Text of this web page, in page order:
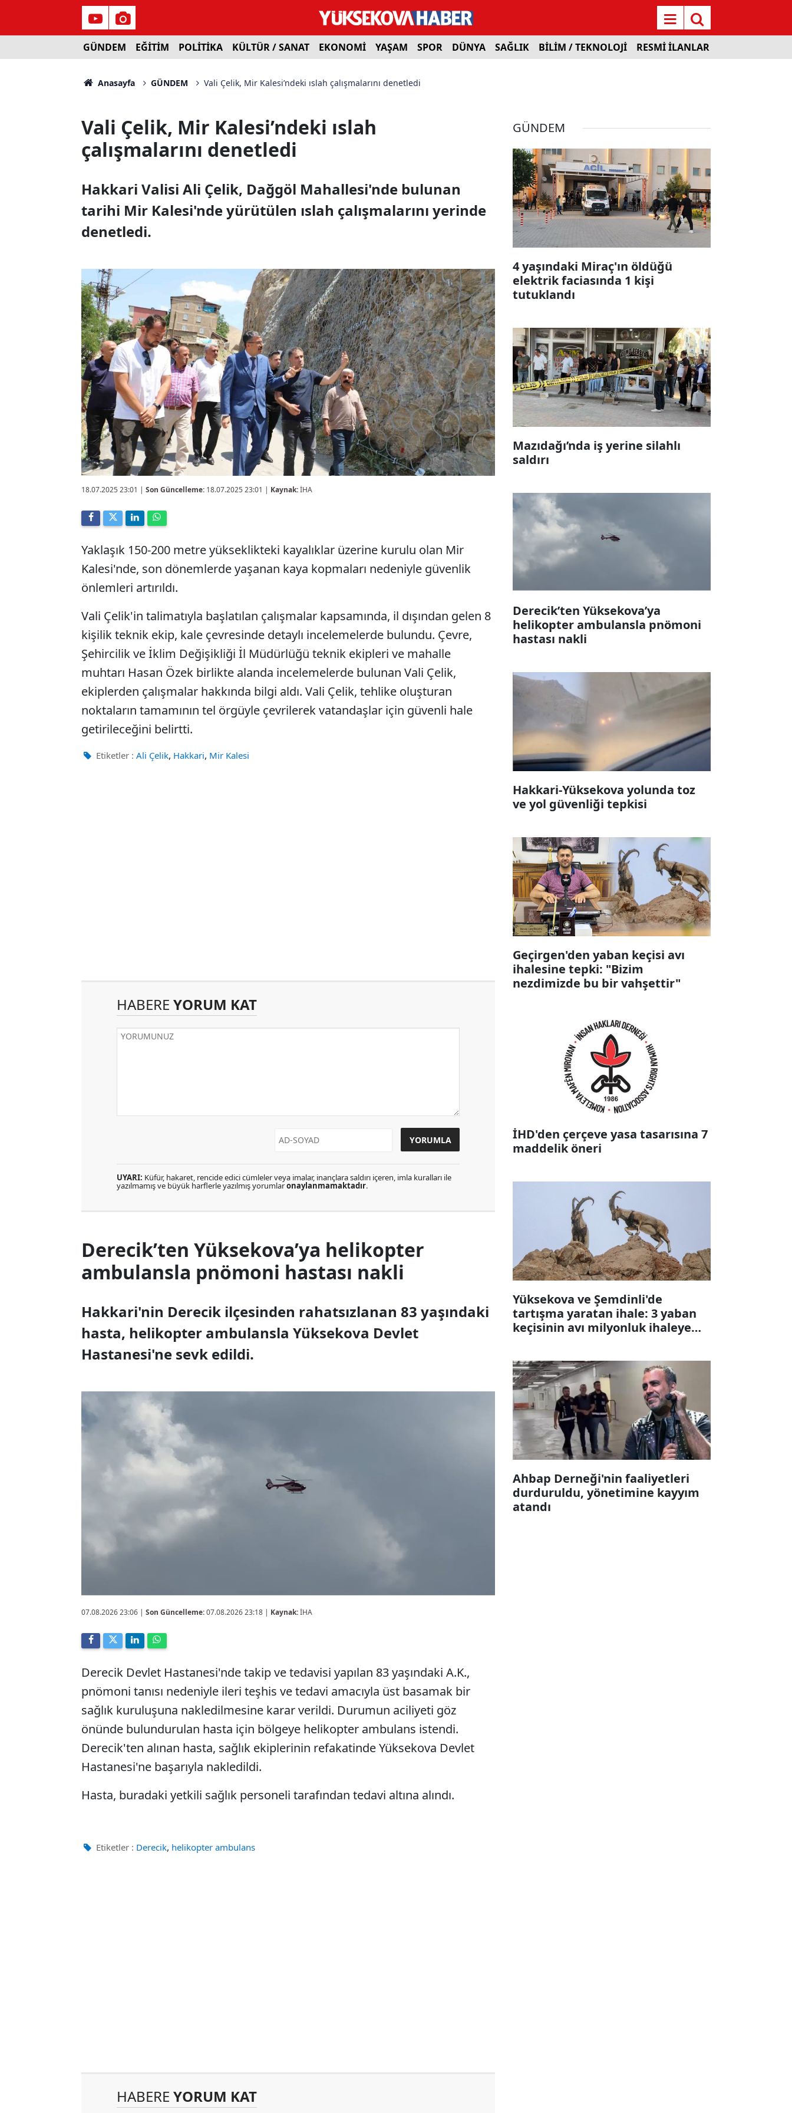
GÜNDEM EĞİTİM POLİTİKA KÜLTÜR / SANAT EKONOMİ YAŞAM SPOR DÜNYA SAĞLIK BİLİM / TEKNOLOJİ RESMİ İLANLAR
Anasayfa GÜNDEM Vali Çelik, Mir Kalesi’ndeki ıslah çalışmalarını denetledi
Vali Çelik, Mir Kalesi’ndeki ıslah
çalışmalarını denetledi
Hakkari Valisi Ali Çelik, Dağgöl Mahallesi'nde bulunan
tarihi Mir Kalesi'nde yürütülen ıslah çalışmalarını yerinde
denetledi.
18.07.2025 23:01 | Son Güncelleme: 18.07.2025 23:01 | Kaynak:İHA
Yaklaşık 150-200 metre yükseklikteki kayalıklar üzerine kurulu olan Mir
Kalesi'nde, son dönemlerde yaşanan kaya kopmaları nedeniyle güvenlik
önlemleri artırıldı.
Vali Çelik'in talimatıyla başlatılan çalışmalar kapsamında, il dışından gelen 8
kişilik teknik ekip, kale çevresinde detaylı incelemelerde bulundu. Çevre,
Şehircilik ve İklim Değişikliği İl Müdürlüğü teknik ekipleri ve mahalle
muhtarı Hasan Özek birlikte alanda incelemelerde bulunan Vali Çelik,
ekiplerden çalışmalar hakkında bilgi aldı. Vali Çelik, tehlike oluşturan
noktaların tamamının tel örgüyle çevrilerek vatandaşlar için güvenli hale
getirileceğini belirtti.
Etiketler : Ali Çelik, Hakkari, Mir Kalesi
HABERE YORUM KAT
UYARI: Küfür, hakaret, rencide edici cümleler veya imalar, inançlara saldırı içeren, imla kuralları ile
yazılmamış ve büyük harflerle yazılmış yorumlaronaylanmamaktadır.
Derecik’ten Yüksekova’ya helikopter
ambulansla pnömoni hastası nakli
Hakkari'nin Derecik ilçesinden rahatsızlanan 83 yaşındaki
hasta, helikopter ambulansla Yüksekova Devlet
Hastanesi'ne sevk edildi.
07.08.2026 23:06 | Son Güncelleme:07.08.2026 23:18 | Kaynak:İHA
Derecik Devlet Hastanesi'nde takip ve tedavisi yapılan 83 yaşındaki A.K.,
pnömoni tanısı nedeniyle ileri teşhis ve tedavi amacıyla üst basamak bir
sağlık kuruluşuna nakledilmesine karar verildi. Durumun aciliyeti göz
önünde bulundurulan hasta için bölgeye helikopter ambulans istendi.
Derecik'ten alınan hasta, sağlık ekiplerinin refakatinde Yüksekova Devlet
Hastanesi'ne başarıyla nakledildi.
Hasta, buradaki yetkili sağlık personeli tarafından tedavi altına alındı.
Etiketler : Derecik, helikopter ambulans
HABERE YORUM KAT
GÜNDEM
4 yaşındaki Miraç'ın öldüğü
elektrik faciasında 1 kişi
tutuklandı
Mazıdağı’nda iş yerine silahlı
saldırı
Derecik’ten Yüksekova’ya
helikopter ambulansla pnömoni
hastası nakli
Hakkari-Yüksekova yolunda toz
ve yol güvenliği tepkisi
Geçirgen'den yaban keçisi avı
ihalesine tepki: "Bizim
nezdimizde bu bir vahşettir"
İHD'den çerçeve yasa tasarısına 7
maddelik öneri
Yüksekova ve Şemdinli'de
tartışma yaratan ihale: 3 yaban
keçisinin avı milyonluk ihaleye
Ahbap Derneği'nin faaliyetleri
durduruldu, yönetimine kayyım
atandı